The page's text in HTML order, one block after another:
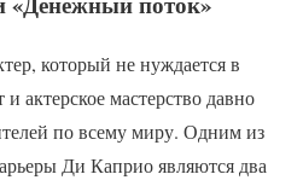
который не нуждается в
актерское мастерство давно
по всему миру. Одним из
Ди Каприо являются два